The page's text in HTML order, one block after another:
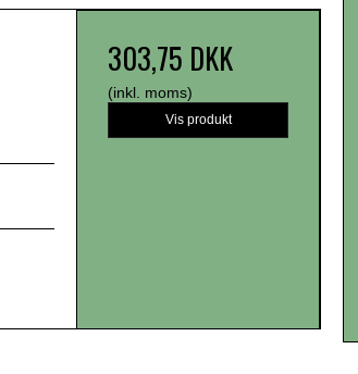
303,75 DKK
(inkl. moms)
Vis produkt